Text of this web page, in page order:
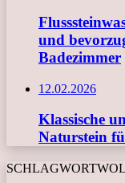
und
Badezimmer
12.02.2026
Klassische
Naturstein